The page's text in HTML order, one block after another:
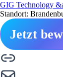
GIG Technology
Standort:
Jetzt